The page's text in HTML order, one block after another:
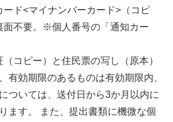
ード<マイナンバーカード>（コピ
面不要。※個人番号の「通知カー
（コピー）と住民票の写し（原本）
有効期限のあるものは有効期限内、
ついては、送付日から3か月以内に
ます。 また、提出書類に機微な個